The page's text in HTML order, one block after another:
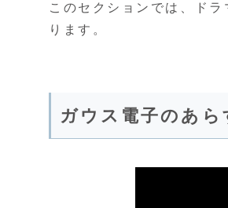
このセクションでは、ド
ります。
ガウス電子のあら